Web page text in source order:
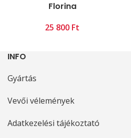
Florina
Ft
INFO
Gyártás
Vevői vélemények
Adatkezelési tájékoztató